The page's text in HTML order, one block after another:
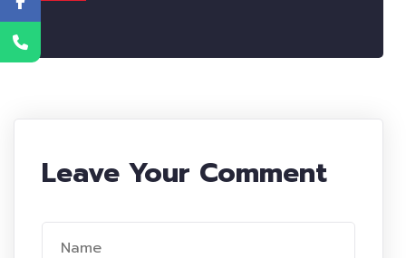
Leave Your Comment